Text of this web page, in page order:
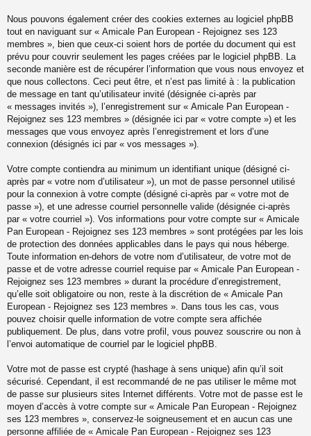
Nous pouvons également créer des cookies externes au logiciel phpBB
tout en naviguant sur « Amicale Pan European - Rejoignez ses 123
membres », bien que ceux-ci soient hors de portée du document qui est
prévu pour couvrir seulement les pages créées par le logiciel phpBB. La
seconde manière est de récupérer l’information que vous nous envoyez et
que nous collectons. Ceci peut être, et n’est pas limité à : la publication
de message en tant qu’utilisateur invité (désignée ci-après par
« messages invités »), l’enregistrement sur « Amicale Pan European -
Rejoignez ses 123 membres » (désignée ici par « votre compte ») et les
messages que vous envoyez après l’enregistrement et lors d’une
connexion (désignés ici par « vos messages »).
Votre compte contiendra au minimum un identifiant unique (désigné ci-
après par « votre nom d’utilisateur »), un mot de passe personnel utilisé
pour la connexion à votre compte (désigné ci-après par « votre mot de
passe »), et une adresse courriel personnelle valide (désignée ci-après
par « votre courriel »). Vos informations pour votre compte sur « Amicale
Pan European - Rejoignez ses 123 membres » sont protégées par les lois
de protection des données applicables dans le pays qui nous héberge.
Toute information en-dehors de votre nom d’utilisateur, de votre mot de
passe et de votre adresse courriel requise par « Amicale Pan European -
Rejoignez ses 123 membres » durant la procédure d’enregistrement,
qu’elle soit obligatoire ou non, reste à la discrétion de « Amicale Pan
European - Rejoignez ses 123 membres ». Dans tous les cas, vous
pouvez choisir quelle information de votre compte sera affichée
publiquement. De plus, dans votre profil, vous pouvez souscrire ou non à
l’envoi automatique de courriel par le logiciel phpBB.
Votre mot de passe est crypté (hashage à sens unique) afin qu’il soit
sécurisé. Cependant, il est recommandé de ne pas utiliser le même mot
de passe sur plusieurs sites Internet différents. Votre mot de passe est le
moyen d’accès à votre compte sur « Amicale Pan European - Rejoignez
ses 123 membres », conservez-le soigneusement et en aucun cas une
personne affiliée de « Amicale Pan European - Rejoignez ses 123